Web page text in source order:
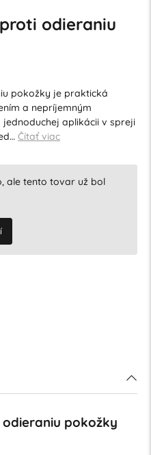
odieraniu
pokožky je praktická
a nepríjemným
aplikácii v spreji
Čítať viac
ale tento tovar už bol
pokožky